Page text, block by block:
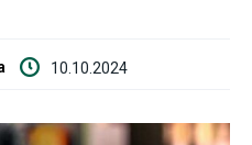
10.10.2024